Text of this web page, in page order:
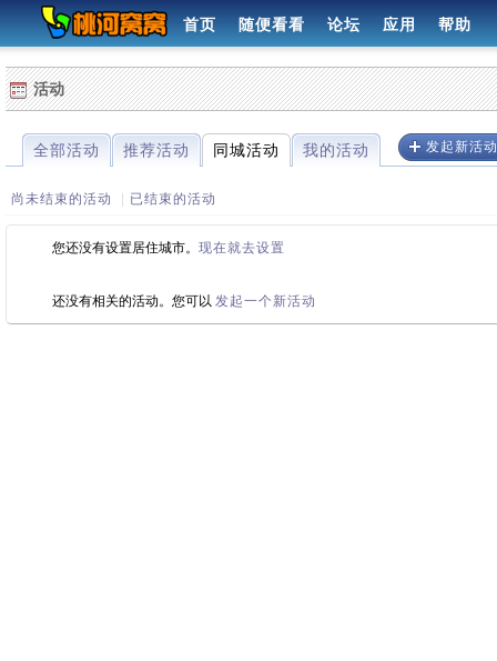
首页 随便看看 论坛 应用 帮助
活动
全部活动 推荐活动 同城活动 我的活动 发起新活动
尚未结束的活动 已结束的活动
您还没有设置居住城市。 现在就去设置
还没有相关的活动。您可以 发起一个新活动